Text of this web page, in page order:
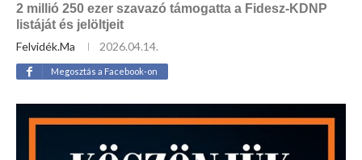
2 millió 250 ezer szavazó támogatta a Fidesz-KDNP
listáját és jelöltjeit
Felvidék.ma
2026.04.14.
Megosztás a Facebook-on